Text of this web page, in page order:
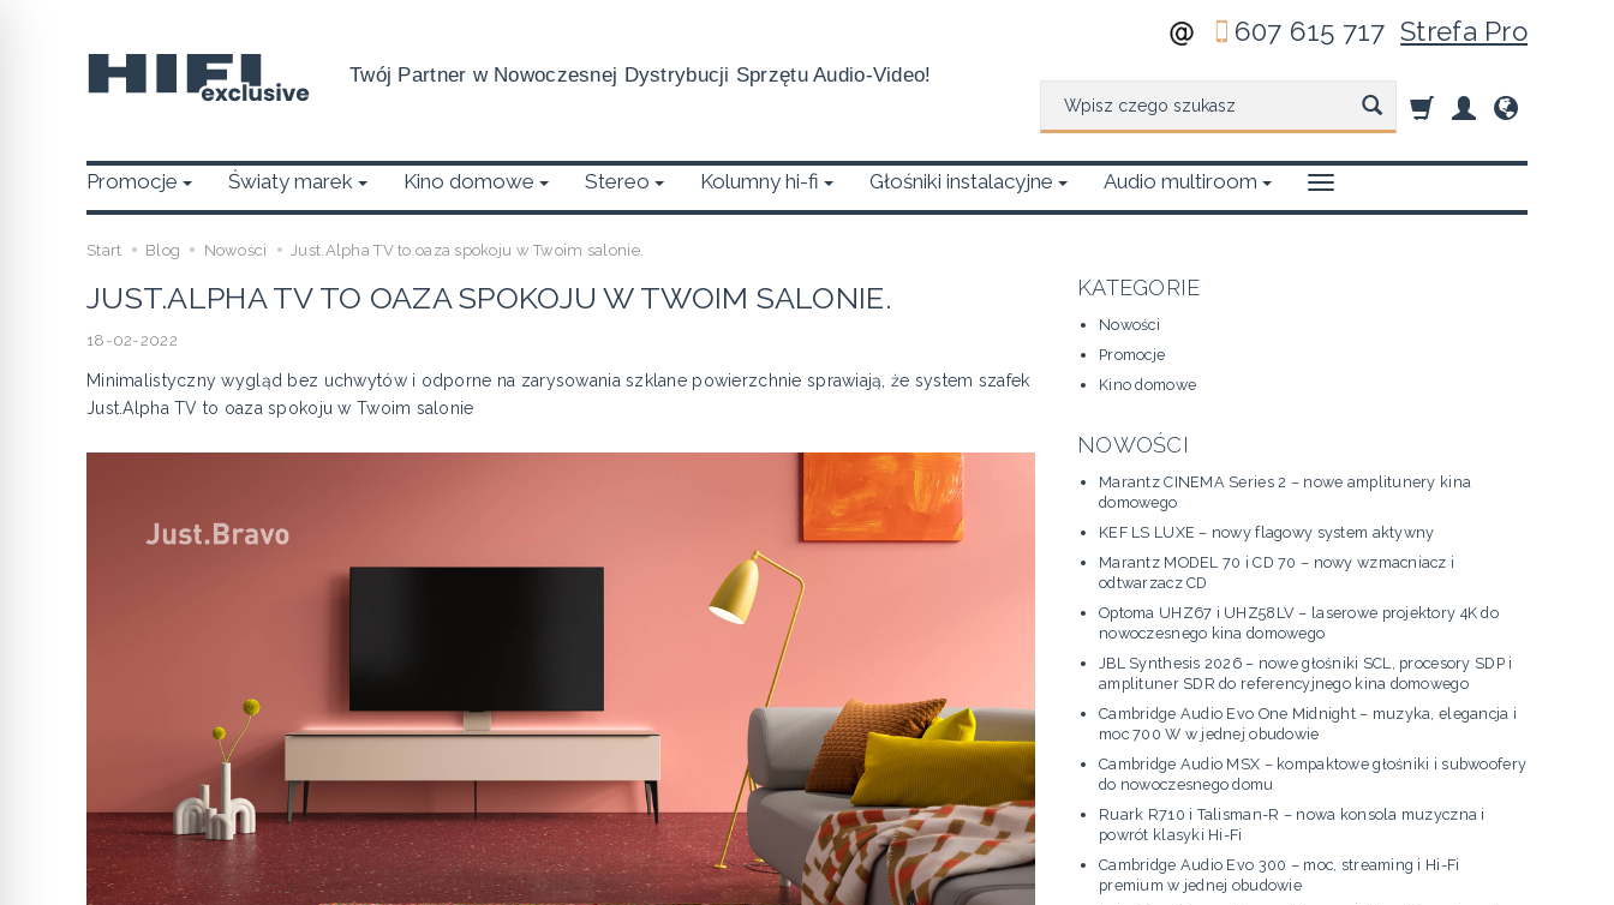
Twój Partner w Nowoczesnej Dystrybucji Sprzętu Audio-Video!
607 615 717Strefa Pro
Promocje Światy marek Kino domowe Stereo Kolumny hi-fi Głośniki instalacyjne Audio multiroom
Start Blog Nowości Just.Alpha TV to oaza spokoju w Twoim salonie.
JUST.ALPHA TV TO OAZA SPOKOJU W TWOIM SALONIE.
18-02-2022
Minimalistyczny wygląd bez uchwytów i odporne na zarysowania szklane powierzchnie sprawiają, że system szafek
Just.Alpha TV to oaza spokoju w Twoim salonie
KATEGORIE
Nowości
Promocje
Kino domowe
NOWOŚCI
Marantz CINEMA Series 2 – nowe amplitunery kina
domowego
KEF LS LUXE – nowy flagowy system aktywny
Marantz MODEL 70 i CD 70 – nowy wzmacniacz i
odtwarzacz CD
Optoma UHZ67 i UHZ58LV – laserowe projektory 4K do
nowoczesnego kina domowego
JBL Synthesis 2026 – nowe głośniki SCL, procesory SDP i
amplituner SDR do referencyjnego kina domowego
Cambridge Audio Evo One Midnight – muzyka, elegancja i
moc 700 W w jednej obudowie
Cambridge Audio MSX – kompaktowe głośniki i subwoofery
do nowoczesnego domu
Ruark R710 i Talisman-R – nowa konsola muzyczna i
powrót klasyki Hi-Fi
Cambridge Audio Evo 300 – moc, streaming i Hi-Fi
premium w jednej obudowie